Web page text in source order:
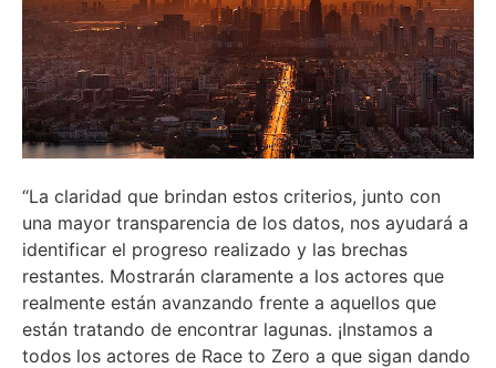
“La claridad que brindan estos criterios, junto con
una mayor transparencia de los datos, nos ayudará a
identificar el progreso realizado y las brechas
restantes. Mostrarán claramente a los actores que
realmente están avanzando frente a aquellos que
están tratando de encontrar lagunas. ¡Instamos a
todos los actores de Race to Zero a que sigan dando